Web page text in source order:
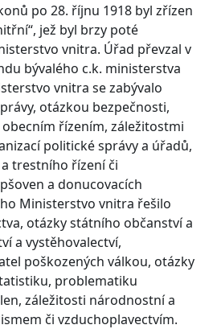
po 28. říjnu 1918 byl zřízen
jež byl brzy poté
vnitra. Úřad převzal v
bývalého c.k. ministerstva
vnitra se zabývalo
otázkou bezpečnosti,
řízením, záležitostmi
politické správy a úřadů,
trestního řízení či
a donucovacích
Ministerstvo vnitra řešilo
otázky státního občanství a
a vystěhovalectví,
poškozených válkou, otázky
problematiku
záležitosti národnostní a
či vzduchoplavectvím.